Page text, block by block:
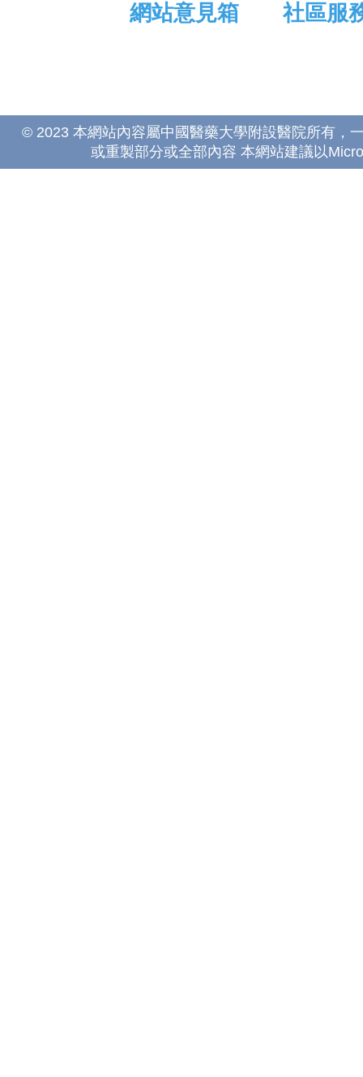
網站意見箱 社區服
© 2023 本網站內容屬中國醫藥大學附設醫院所有，
或重製部分或全部內容 本網站建議以